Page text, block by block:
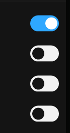
de chorizo
du pain.
le romarin
également
petite
d’olive.